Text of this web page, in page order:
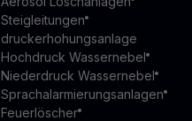
Steigleitungen
druckerhohungsanlage
Hochdruck Wassernebel
Niederdruck Wassernebel
Sprachalarmierungsanlagen
Feuerlöscher